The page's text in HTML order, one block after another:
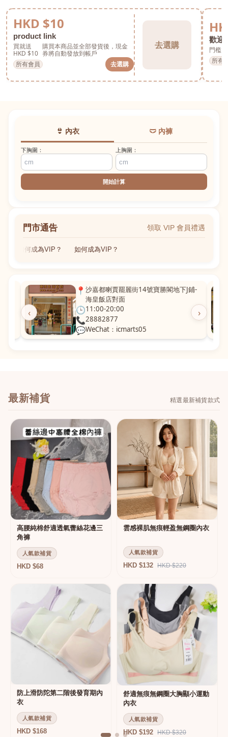
HKD $10
product link
買就送
HKD $10
購買本商品並全部發貨後，現金
券將自動發放到帳戶
所有會員
去選購
去選購
歡迎
門檻
所有
👙 內衣 🩲 內褲
下胸圍： 上胸圍：
開始計算
門市通告 領取 VIP 會員禮遇
如何成為VIP？ 如何成為VIP？
‹ ›
📍 沙嘉都喇賈罷麗街14號寶勝閣地下J鋪-
海皇飯店對面
🕒11:00-20:00
📞28882877
💬WeChat：icmarts05
最新補貨 精選最新補貨款式
高腰純棉舒適透氣蕾絲花邊三
角褲
人氣款補貨
HKD $68
雲感裸肌無痕輕盈無鋼圈內衣
人氣款補貨
HKD $132 HKD $220
防上滑防陀第二階後發育期內
衣
人氣款補貨
HKD $168
舒適無痕無鋼圈大胸顯小運動
內衣
人氣款補貨
HKD $192 HKD $320